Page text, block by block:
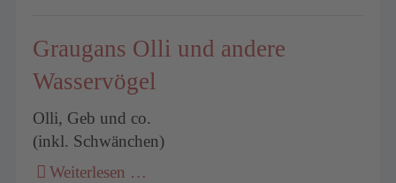
Graugans Olli und andere
Wasservögel
Olli, Geb und co.
(inkl. Schwänchen)
Weiterlesen …